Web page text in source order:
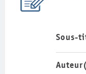
Sous-